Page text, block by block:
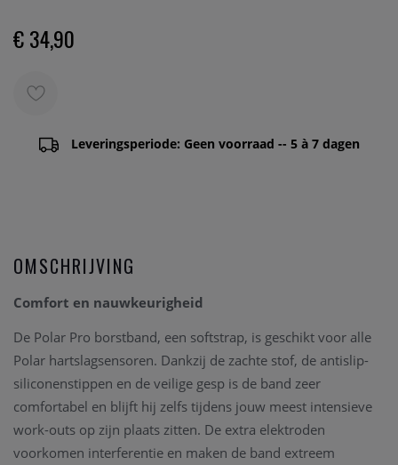
€ 34,90
Leveringsperiode: Geen voorraad -- 5 à 7 dagen
OMSCHRIJVING
Comfort en nauwkeurigheid
De Polar Pro borstband, een softstrap, is geschikt voor alle
Polar hartslagsensoren. Dankzij de zachte stof, de antislip-
siliconenstippen en de veilige gesp is de band zeer
comfortabel en blijft hij zelfs tijdens jouw meest intensieve
work-outs op zijn plaats zitten. De extra elektroden
voorkomen interferentie en maken de band extreem